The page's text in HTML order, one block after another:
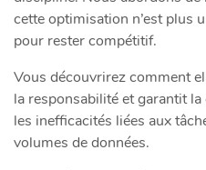
cette optimisation n’est plus
pour rester compétitif.
Vous découvrirez comment
la responsabilité et garantit
les inefficacités liées aux
volumes de données.